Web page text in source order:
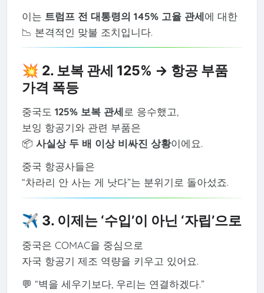
이는 트럼프 전 대통령의 145% 고율 관세에 대한
📉 본격적인 맞불 조치입니다.
💥 2. 보복 관세 125% → 항공 부품
가격 폭등
중국도 125% 보복 관세로 응수했고,
보잉 항공기와 관련 부품은
📦 사실상 두 배 이상 비싸진 상황이에요.
중국 항공사들은
“차라리 안 사는 게 낫다”는 분위기로 돌아섰죠.
✈️ 3. 이제는 ‘수입’이 아닌 ‘자립’으로
중국은 COMAC을 중심으로
자국 항공기 제조 역량을 키우고 있어요.
💬 “벽을 세우기보다, 우리는 연결하겠다.”